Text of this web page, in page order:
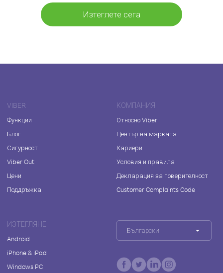
Изтеглете сега
VIBER
Функции
Блог
Сигурност
Viber Out
Цени
Поддръжка
КОМПАНИЯ
Относно Viber
Център на марката
Кариери
Условия и правила
Декларация за поверителност
Customer Complaints Code
ИЗТЕГЛЯНЕ
Android
iPhone & iPad
Windows PC
Български